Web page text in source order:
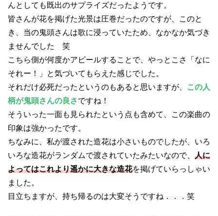
んとしても既出のサプライズだったようです。
皆さんが花を掲げた光景は圧巻だったのですが、このと
き、当の鬼頭さんは歌に浸っていたため、なかなか気づき
ませんでした 笑
こちら側が何度かアピールすることで、やっとこさ「なに
それー！」と気づいてもらえた感じでした。
それだけ必死だったというのもあると思いますが、
この人
柄が鬼頭さんの良さですね！
そういった一面も見られたという点も含めて、この楽曲の
印象は強かったです。
ちなみに、私が渡された造花は小さいものでしたが、いろ
いろな造花がランダムで渡されていたみたいなので、 人に
よってはこれより遥かに大きな造花を掲げていらっしゃい
ました。
目立ちますが、持ち帰るのは大変そうですね．．．笑